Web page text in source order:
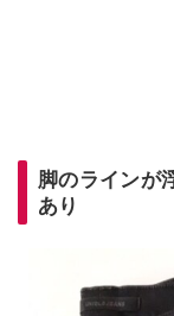
脚のラインが
あり